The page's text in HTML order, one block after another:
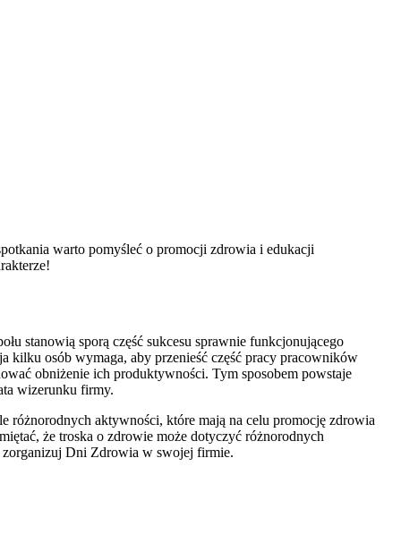
warto pomyśleć o promocji zdrowia i edukacji
stanowią sporą część sukcesu sprawnie funkcjonującego
kilku osób wymaga, aby przenieść część pracy pracowników
obniżenie ich produktywności. Tym sposobem powstaje
wizerunku firmy.
różnorodnych aktywności, które mają na celu promocję zdrowia
że troska o zdrowie może dotyczyć różnorodnych
Dni Zdrowia w swojej firmie.